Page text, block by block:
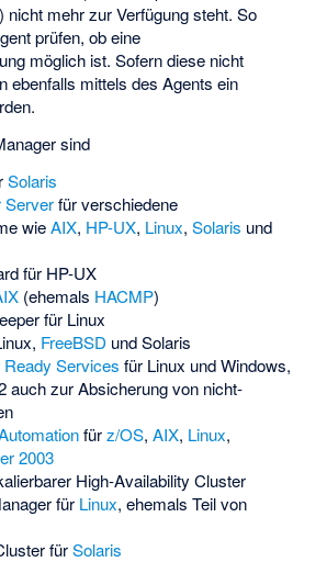
nicht mehr zur Verfügung steht. So
prüfen, ob eine
möglich ist. Sofern diese nicht
ebenfalls mittels des Agents ein
sind
Solaris
Serverfür verschiedene
wieAIX, HP-UX, Linux, Solaris und
für HP-UX
(ehemals HACMP)
für Linux
FreeBSD und Solaris
Services für Linux und Windows,
auch zur Absicherung von nicht-
fürz/OS, AIX, Linux,
2003
High-Availability Cluster
für Linux, ehemals Teil von
fürSolaris